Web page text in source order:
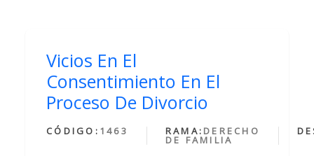
Vicios En El
Consentimiento En El
Proceso De Divorcio
CÓDIGO: 1463 RAMA: DERECHO
DE FAMILIA